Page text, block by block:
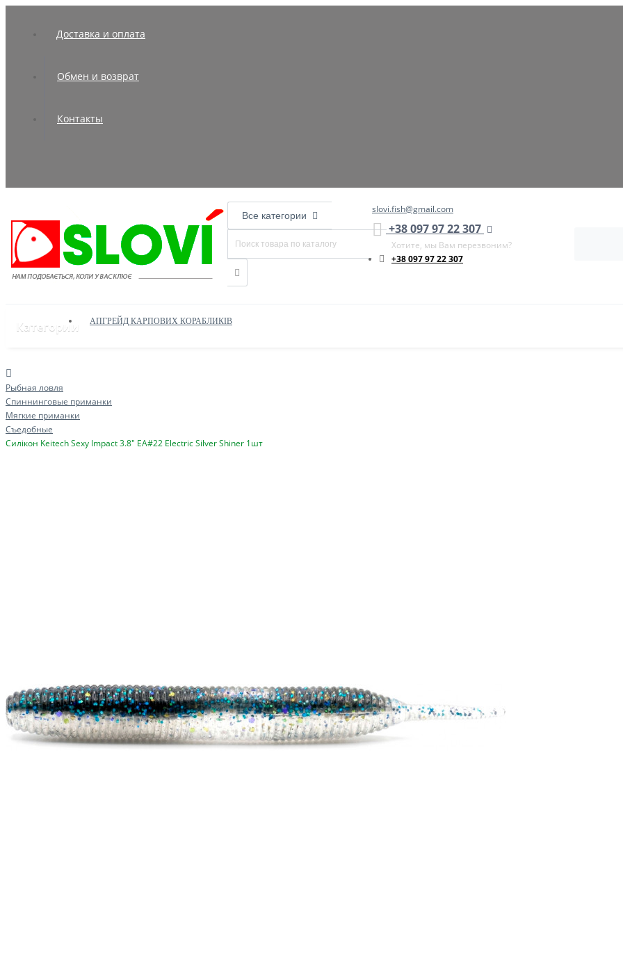
Доставка и оплата
Обмен и возврат
Контакты
Все категории
slovi.fish@gmail.com
+38 097 97 22 307
Хотите, мы Вам перезвоним?
+38 097 97 22 307
Категории АПГРЕЙД КАРПОВИХ КОРАБЛИКІВ
Рыбная ловля
Спиннинговые приманки
Мягкие приманки
Съедобные
Силікон Keitech Sexy Impact 3.8" EA#22 Electric Silver Shiner 1шт